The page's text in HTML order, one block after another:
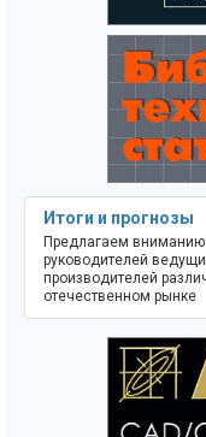
Итоги и прогнозы
Предлагаем вниманию
руководителей
производителей
отечественном рынке